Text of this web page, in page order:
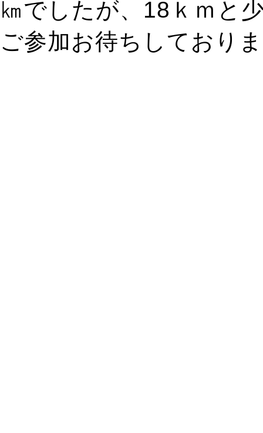
㎞でしたが、18ｋｍと
ご参加お待ちしており